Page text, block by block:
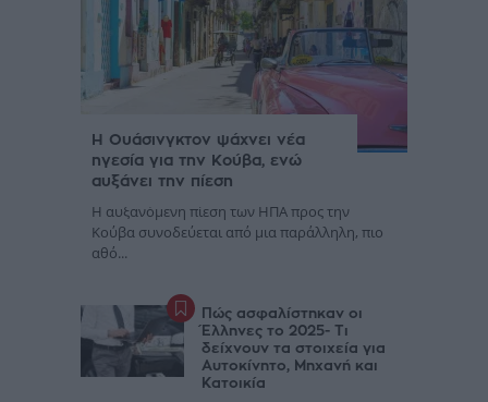
Η Ουάσινγκτον ψάχνει νέα
ηγεσία για την Κούβα, ενώ
αυξάνει την πίεση
Η αυξανόμενη πίεση των ΗΠΑ προς την
Κούβα συνοδεύεται από μια παράλληλη, πιο
αθό...
Πώς ασφαλίστηκαν οι
Έλληνες το 2025- Τι
δείχνουν τα στοιχεία για
Αυτοκίνητο, Μηχανή και
Κατοικία